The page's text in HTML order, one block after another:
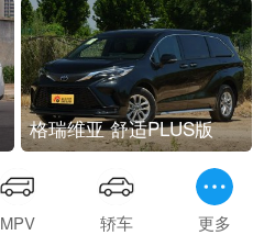
格瑞维亚 舒适PLUS版
MPV 轿车 更多